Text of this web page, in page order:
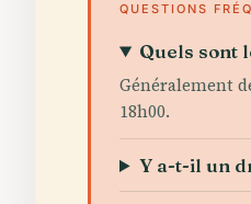
QUESTIONS
Quels sont
Généralement
18h00.
Y a-t-il un